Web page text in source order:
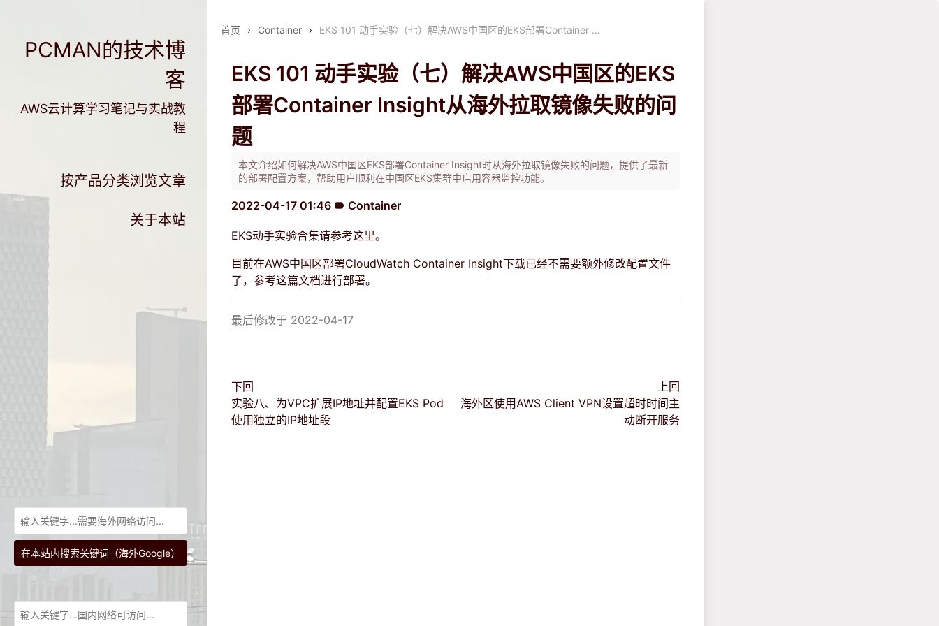
首页 › Container › EKS 101 动手实验（七）解决AWS中国区的EKS部署Container …
EKS 101 动手实验（七）解决AWS中国区的EKS
部署Container Insight从海外拉取镜像失败的问
题
本文介绍如何解决AWS中国区EKS部署Container Insight时从海外拉取镜像失败的问题，提供了最新
的部署配置方案，帮助用户顺利在中国区EKS集群中启用容器监控功能。
2022-04-17 01:46 label Container
EKS动手实验合集请参考这里。
目前在AWS中国区部署CloudWatch Container Insight下载已经不需要额外修改配置文件
了，参考这篇文档进行部署。
最后修改于 2022-04-17
下回
实验八、为VPC扩展IP地址并配置EKS Pod
使用独立的IP地址段
上回
海外区使用AWS Client VPN设置超时时间主
动断开服务
PCMAN的技术博
客
AWS云计算学习笔记与实战教
程
按产品分类浏览文章
关于本站
在本站内搜索关键词（海外Google）